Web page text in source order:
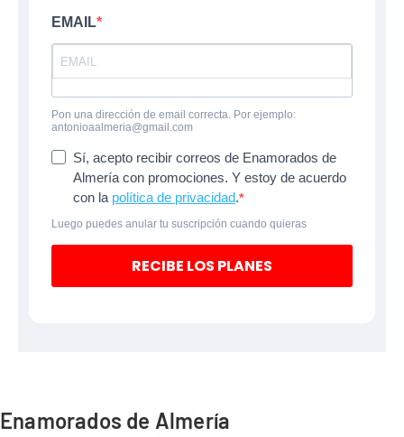
EMAIL
Pon una dirección de email correcta. Por ejemplo:
antonioaalmeria@gmail.com
Sí, acepto recibir correos de Enamorados de
Almería con promociones. Y estoy de acuerdo
con la política de privacidad.
Luego puedes anular tu suscripción cuando quieras
RECIBE LOS PLANES
Enamorados de Almería